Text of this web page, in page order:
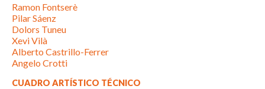
Ramon Fontserè
Pilar Sáenz
Dolors Tuneu
Xevi Vilà
Alberto Castrillo-Ferrer
Angelo Crotti
CUADRO ARTÍSTICO TÉCNICO